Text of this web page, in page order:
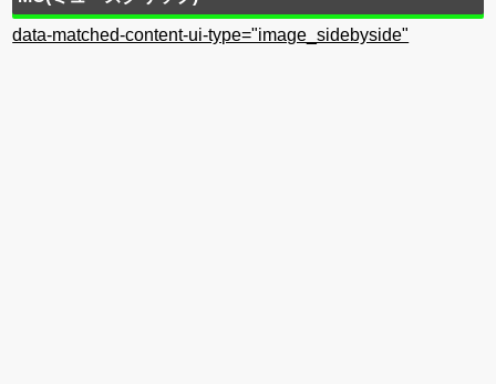
data-matched-content-ui-type="image_sidebyside"